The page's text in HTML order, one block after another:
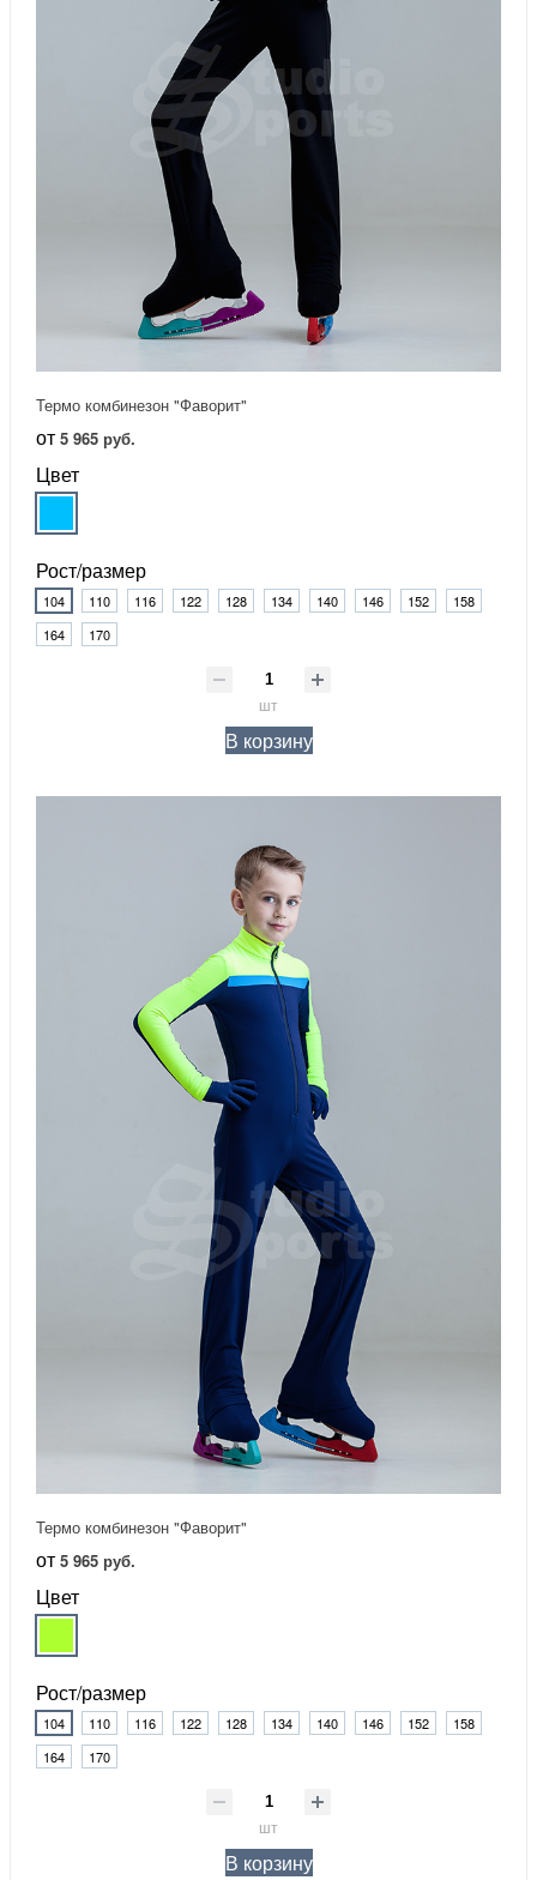
Термо комбинезон "Фаворит"
от 5 965 руб.
Цвет
Рост/размер
104 110 116 122 128 134 140 146 152
158
164
170
шт
В корзину
Термо комбинезон "Фаворит"
от 5 965 руб.
Цвет
Рост/размер
104 110 116 122 128 134 140 146 152
158
164
170
шт
В корзину